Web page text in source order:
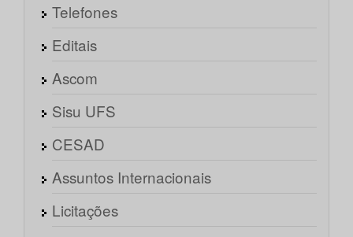
Telefones
Editais
Ascom
Sisu UFS
CESAD
Assuntos Internacionais
Licitações